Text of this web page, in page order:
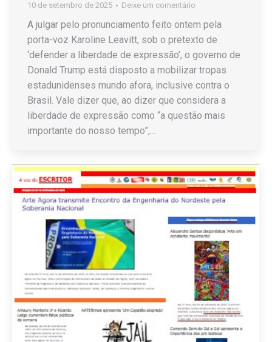
10 de setembro de 2025
Deixe um comentário
A julgar pelo pronunciamento feito ontem pela
porta-voz Karoline Leavitt, sob o pretexto de
‘defender a liberdade de expressão’, o governo de
Donald Trump está disposto a mobilizar tropas
estadunidenses mundo afora, inclusive contra o
Brasil. Vale dizer que, ao dizer que considera a
liberdade de expressão como “a questão mais
importante do nosso tempo”,…